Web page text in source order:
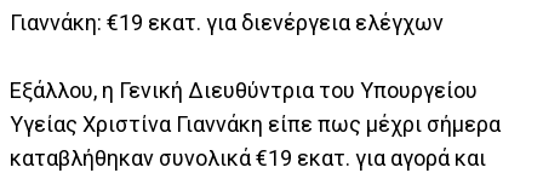
Γιαννάκη: €19 εκατ. για διενέργεια ελέγχων
Εξάλλου, η Γενική Διευθύντρια του Υπουργείου
Υγείας Χριστίνα Γιαννάκη είπε πως μέχρι σήμερα
καταβλήθηκαν συνολικά €19 εκατ. για αγορά και